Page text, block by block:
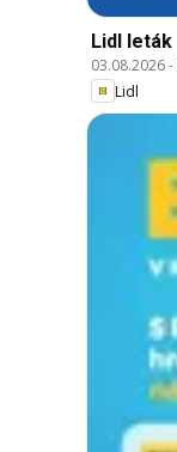
Lidl leták
03.08.2026-
Lidl